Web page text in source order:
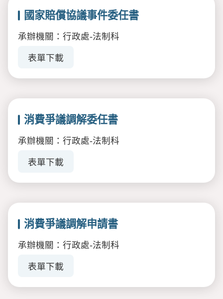
國家賠償協議事件委任書
承辦機關：行政處-法制科
表單下載
消費爭議調解委任書
承辦機關：行政處-法制科
表單下載
消費爭議調解申請書
承辦機關：行政處-法制科
表單下載